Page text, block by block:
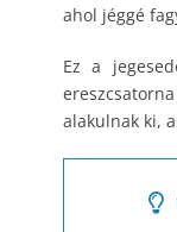
ahol jéggé
Ez a
alakulnak ki,